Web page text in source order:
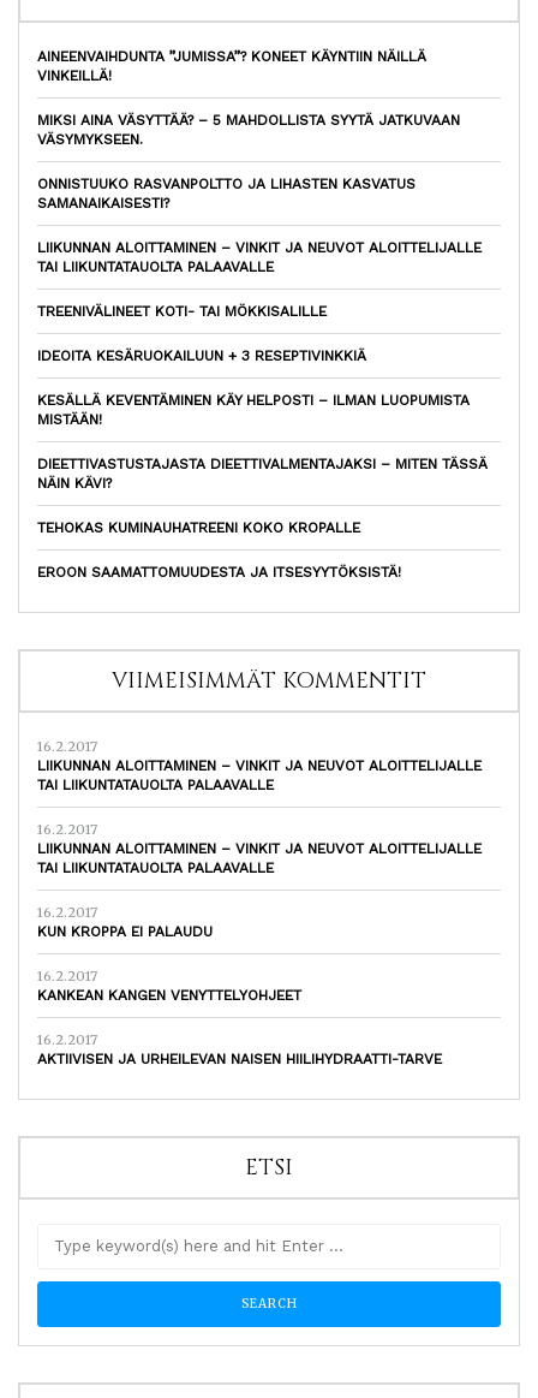
AINEENVAIHDUNTA ”JUMISSA”? KONEET KÄYNTIIN NÄILLÄ
VINKEILLÄ!
MIKSI AINA VÄSYTTÄÄ? – 5 MAHDOLLISTA SYYTÄ JATKUVAAN
VÄSYMYKSEEN.
ONNISTUUKO RASVANPOLTTO JA LIHASTEN KASVATUS
SAMANAIKAISESTI?
LIIKUNNAN ALOITTAMINEN – VINKIT JA NEUVOT ALOITTELIJALLE
TAI LIIKUNTATAUOLTA PALAAVALLE
TREENIVÄLINEET KOTI- TAI MÖKKISALILLE
IDEOITA KESÄRUOKAILUUN + 3 RESEPTIVINKKIÄ
KESÄLLÄ KEVENTÄMINEN KÄY HELPOSTI – ILMAN LUOPUMISTA
MISTÄÄN!
DIEETTIVASTUSTAJASTA DIEETTIVALMENTAJAKSI – MITEN TÄSSÄ
NÄIN KÄVI?
TEHOKAS KUMINAUHATREENI KOKO KROPALLE
EROON SAAMATTOMUUDESTA JA ITSESYYTÖKSISTÄ!
VIIMEISIMMÄT KOMMENTIT
16.2.2017
LIIKUNNAN ALOITTAMINEN – VINKIT JA NEUVOT ALOITTELIJALLE
TAI LIIKUNTATAUOLTA PALAAVALLE
16.2.2017
LIIKUNNAN ALOITTAMINEN – VINKIT JA NEUVOT ALOITTELIJALLE
TAI LIIKUNTATAUOLTA PALAAVALLE
16.2.2017
KUN KROPPA EI PALAUDU
16.2.2017
KANKEAN KANGEN VENYTTELYOHJEET
16.2.2017
AKTIIVISEN JA URHEILEVAN NAISEN HIILIHYDRAATTI-TARVE
ETSI